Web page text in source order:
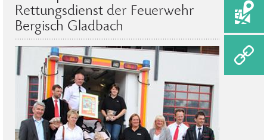
Rettungsdienst der Feuerwehr
Bergisch Gladbach